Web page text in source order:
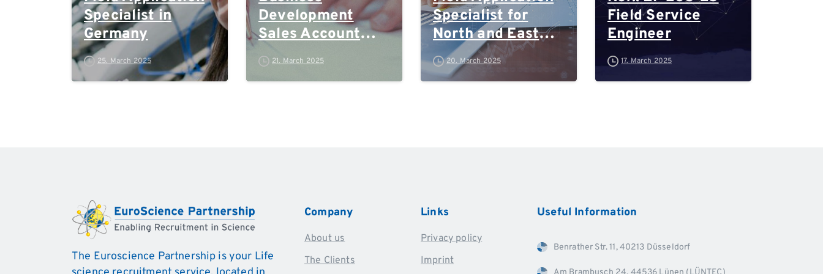
Specialist in
Germany
25. March 2025
Development
Sales Account
Manager
21. March 2025
Specialist for
North and East
Germany, Rhein-
Ruhr and Poland
20. March 2025
Field Service
Engineer
17. March 2025
The Euroscience Partnership is your Life
Company
About us
The Clients
Links
Privacy policy
Imprint
Useful Information
Benrather Str. 11, 40213 Düsseldorf